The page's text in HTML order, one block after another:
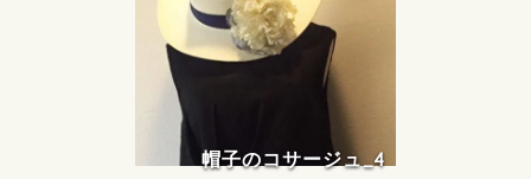
帽子のコサージュ_4